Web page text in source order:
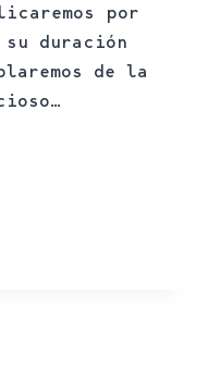
por
duración
de la